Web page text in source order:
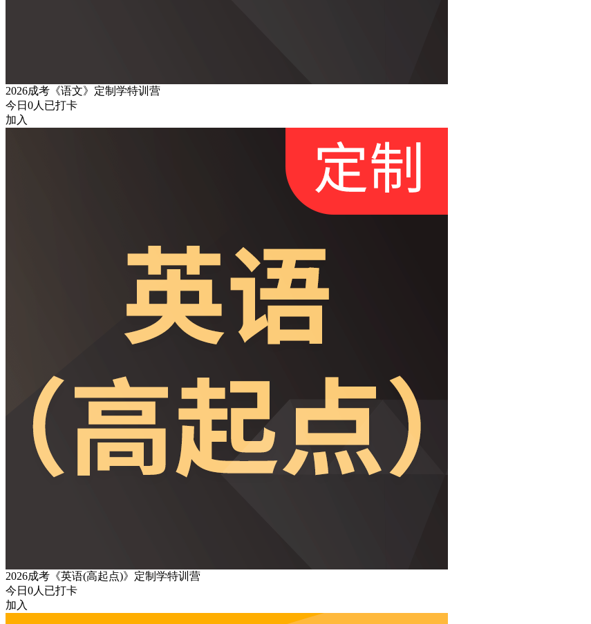
2026成考《语文》定制学特训营
今日 0人已打卡
加入
2026成考《英语(高起点)》定制学特训营
今日 0人已打卡
加入